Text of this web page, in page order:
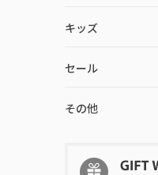
キッズ
セール
その他